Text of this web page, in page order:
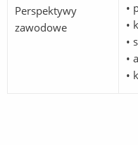
Perspektywy
zawodowe
•
•
•
•
•